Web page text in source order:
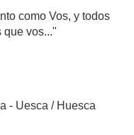
como Vos, y todos
que vos..."
- Uesca / Huesca